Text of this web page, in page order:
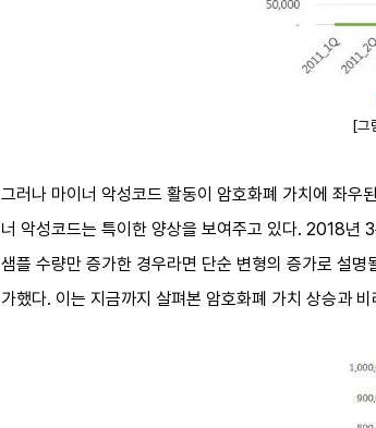
[그
그러나 마이너 악성코드 활동이 암호화폐 가치에 좌우
너 악성코드는 특이한 양상을 보여주고 있다. 2018
샘플 수량만 증가한 경우라면 단순 변형의 증가로 설
가했다. 이는 지금까지 살펴본 암호화폐 가치 상승과